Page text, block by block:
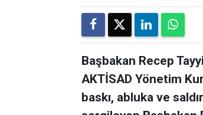
Başbakan Recep
AKTİSAD Yönetim
baskı, abluka ve